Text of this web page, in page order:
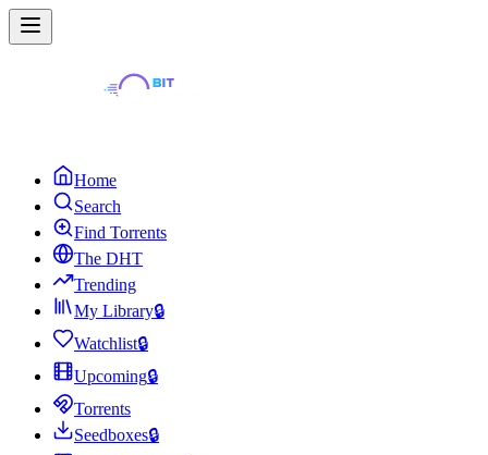
Home
Search
Find Torrents
The DHT
Trending
My Library🔒
Watchlist🔒
Upcoming🔒
Torrents
Seedboxes🔒